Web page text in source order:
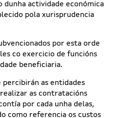
dunha actividade económica
pola xurisprudencia
por esta orde
co exercicio de funcións
beneficiaria.
percibirán as entidades
as contratacións
por cada unha delas,
como referencia os custos